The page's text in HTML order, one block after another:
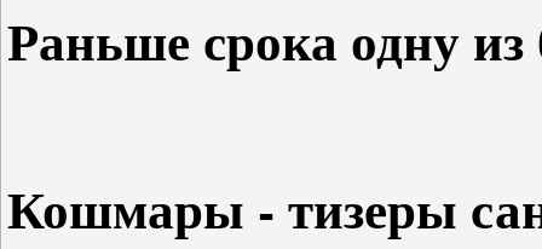
Раньше срока одну из
Кошмары - тизеры